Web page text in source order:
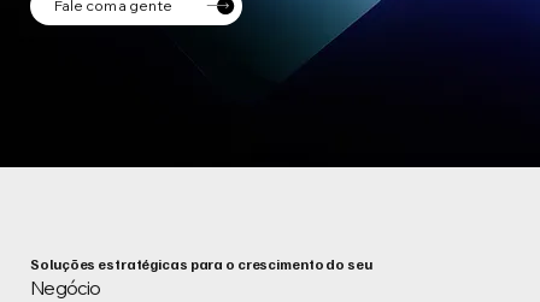
Fale com a gente
Soluções estratégicas para o crescimento do seu
Negócio